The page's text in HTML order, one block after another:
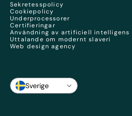
Sekretesspolicy
Cookiepolicy
Underprocessorer
Certifieringar
Användning av artificiell intelligens
Uttalande om modernt slaveri
Web design agency
Sverige